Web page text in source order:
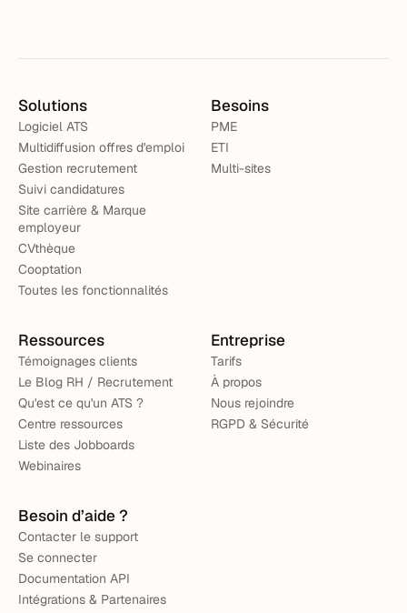
Solutions
Logiciel ATS
Multidiffusion offres d'emploi
Gestion recrutement
Suivi candidatures
Site carrière & Marque
employeur
CVthèque
Cooptation
Toutes les fonctionnalités
Besoins
PME
ETI
Multi-sites
Ressources
Témoignages clients
Le Blog RH / Recrutement
Qu'est ce qu'un ATS ?
Centre ressources
Liste des Jobboards
Webinaires
Entreprise
Tarifs
À propos
Nous rejoindre
RGPD & Sécurité
Besoin d’aide ?
Contacter le support
Se connecter
Documentation API
Intégrations & Partenaires